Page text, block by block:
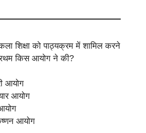
शिक्षा को पाठ्यक्रम में शामिल करने
किस आयोग ने की?
आयोग
आयोग
आयोग